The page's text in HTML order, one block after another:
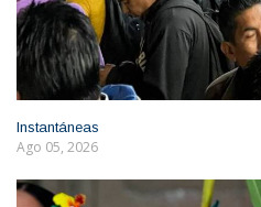
Instantáneas
Ago 05, 2026